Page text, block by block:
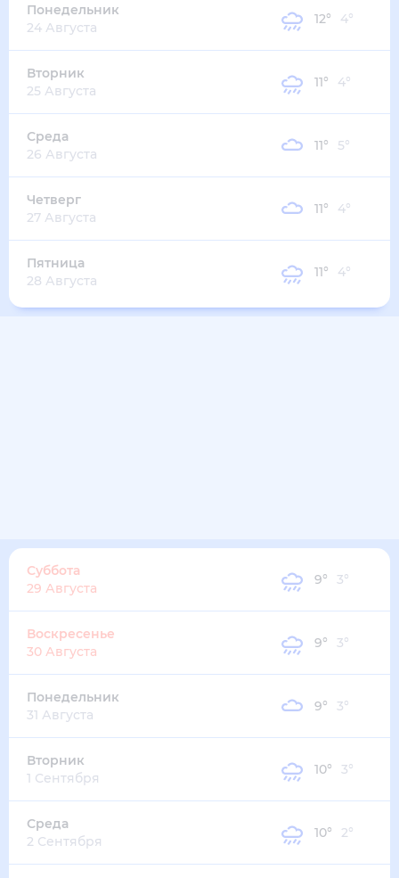
Понедельник
24 Августа
12° 4°
Вторник
25 Августа
11° 4°
Среда
26 Августа
11° 5°
Четверг
27 Августа
11° 4°
Пятница
28 Августа
11° 4°
Суббота
29 Августа
9° 3°
Воскресенье
30 Августа
9° 3°
Понедельник
31 Августа
9° 3°
Вторник
1 Сентября
10° 3°
Среда
2 Сентября
10° 2°